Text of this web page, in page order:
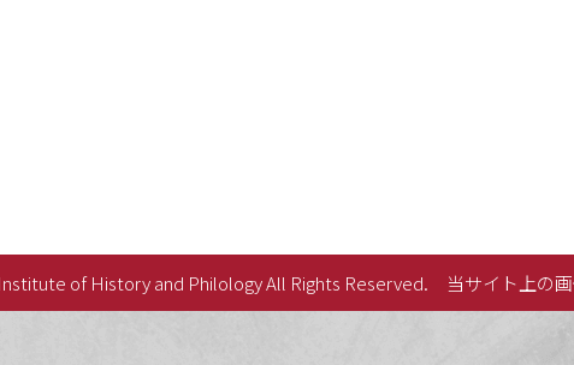
of History and Philology All Rights Reserved. 当サイト上の